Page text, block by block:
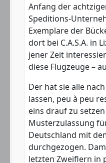
Anfang der
Speditions-
Exemplare der
dort bei C.A.S.A. in
jener Zeit
diese Flugzeuge –
Der hat sie alle
lassen, peu à peu
eins drauf zu
Musterzulassung
Deutschland mit
durchgezogen.
letzten Zweiflern in